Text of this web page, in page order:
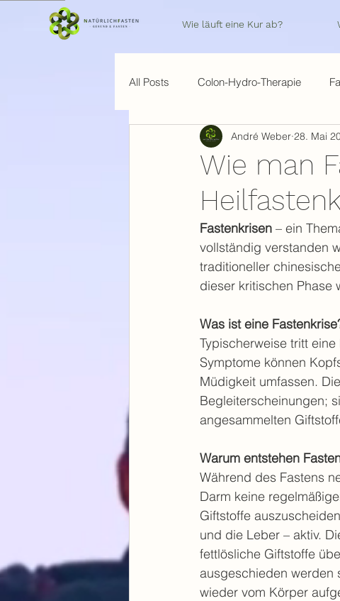
Wie läuft eine Kur ab?
All Posts Colon-Hydro-Therapie
Wie man
André Weber 28. Mai
Fastenkrisen – ein
vollständig verstanden
traditioneller
dieser kritischen Phase
Was ist eine
Typischerweise tritt
Symptome können
Müdigkeit umfassen.
Begleiterscheinungen;
angesammelten
Warum entstehen
Während des Fastens
Darm keine
Giftstoffe
und die Leber – aktiv.
fettlösliche Giftstoffe
ausgeschieden werden
wieder vom Körper